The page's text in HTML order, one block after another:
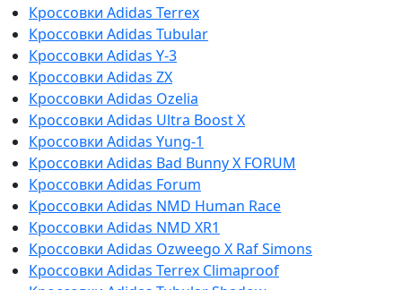
Кроссовки Adidas Terrex
Кроссовки Adidas Tubular
Кроссовки Adidas Y-3
Кроссовки Adidas ZX
Кроссовки Adidas Ozelia
Кроссовки Adidas Ultra Boost X
Кроссовки Adidas Yung-1
Кроссовки Adidas Bad Bunny X FORUM
Кроссовки Adidas Forum
Кроссовки Adidas NMD Human Race
Кроссовки Adidas NMD XR1
Кроссовки Adidas Ozweego Х Raf Simons
Кроссовки Adidas Terrex Climaproof